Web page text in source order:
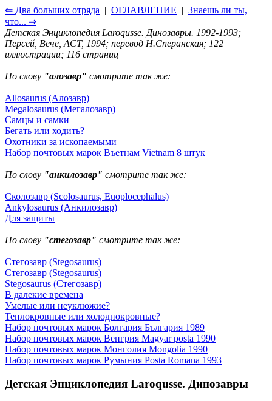
⇐ Два больших отряда | ОГЛАВЛЕНИЕ | Знаешь ли ты,
что... ⇒
Детская Энциклопедия Laroqusse. Динозавры. 1992-1993;
Персей, Вече, ACT, 1994; перевод Н.Сперанская; 122
иллюстрации; 116 страниц
По слову "алозавр" смотрите так же:
Allosaurus (Алозавр)
Megalosaurus (Мегалозавр)
Самцы и самки
Бегать или ходить?
Охотники за ископаемыми
Набор почтовых марок Въетнам Vietnam 8 штук
По слову "анкилозавр" смотрите так же:
Сколозавр (Scolosaurus, Euoplocephalus)
Ankylosaurus (Анкилозавр)
Для защиты
По слову "стегозавр" смотрите так же:
Стегозавр (Stegosaurus)
Стегозавр (Stegosaurus)
Stegosaurus (Стегозавр)
В далекие времена
Умелые или неуклюжие?
Теплокровные или холоднокровные?
Набор почтовых марок Болгария България 1989
Набор почтовых марок Венгрия Magyar posta 1990
Набор почтовых марок Монголия Mongolia 1990
Набор почтовых марок Румыния Posta Romana 1993
Детская Энциклопедия Laroqusse. Динозавры